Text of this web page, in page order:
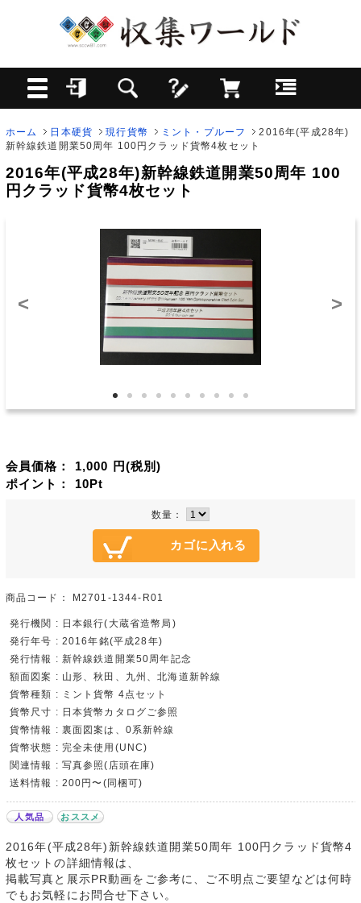
ホーム 日本硬貨 現行貨幣 ミント・プルーフ
2016年(平成28年)
新幹線鉄道開業50周年 100円クラッド貨幣4枚セット
2016年(平成28年)新幹線鉄道開業50周年 100
円クラッド貨幣4枚セット
< >
会員価格： 1,000 円(税別)
ポイント： 10Pt
数量：
商品コード： M2701-1344-R01
発行機関 : 日本銀行(大蔵省造幣局)
発行年号 : 2016年銘(平成28年)
発行情報 : 新幹線鉄道開業50周年記念
額面図案 : 山形、秋田、九州、北海道新幹線
貨幣種類 : ミント貨幣 4点セット
貨幣尺寸 : 日本貨幣カタログご参照
貨幣情報 : 裏面図案は、0系新幹線
貨幣状態 : 完全未使用(UNC)
関連情報 : 写真参照(店頭在庫)
送料情報 : 200円〜(同梱可)
人気品 おススメ
2016年(平成28年)新幹線鉄道開業50周年 100円クラッド貨幣4
枚セットの詳細情報は、
掲載写真と展示PR動画をご参考に、ご不明点ご要望などは何時
でもお気軽にお問合せ下さい。